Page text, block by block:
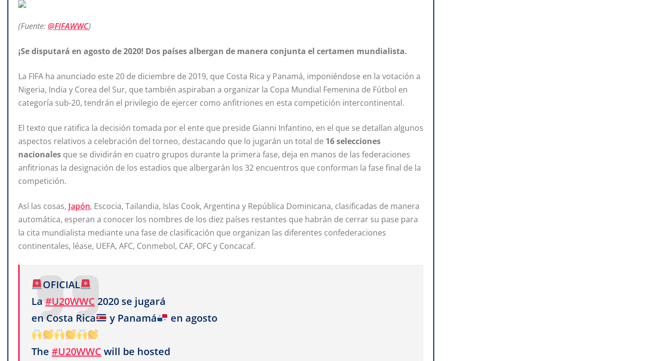
(Fuente:@FIFAWWC)
¡Se disputará en agosto de 2020! Dos países albergan de manera conjunta el certamen mundialista.
La FIFA ha anunciado este 20 de diciembre de 2019, que Costa Rica y Panamá, imponiéndose en la votación a
Nigeria, India y Corea del Sur, que también aspiraban a organizar la Copa Mundial Femenina de Fútbol en
categoría sub-20, tendrán el privilegio de ejercer como anfitriones en esta competición intercontinental.
El texto que ratifica la decisión tomada por el ente que preside Gianni Infantino, en el que se detallan algunos
aspectos relativos a celebración del torneo, destacando que lo jugarán un total de 16 selecciones
nacionales que se dividirán en cuatro grupos durante la primera fase, deja en manos de las federaciones
anfitrionas la designación de los estadios que albergarán los 32 encuentros que conforman la fase final de la
competición.
Así las cosas, Japón, Escocia, Tailandia, Islas Cook, Argentina y República Dominicana, clasificadas de manera
automática, esperan a conocer los nombres de los diez países restantes que habrán de cerrar su pase para
la cita mundialista mediante una fase de clasificación que organizan las diferentes confederaciones
continentales, léase, UEFA, AFC, Conmebol, CAF, OFC y Concacaf.
OFICIAL
La #U20WWC 2020 se jugará
en Costa Rica
y Panamá en agosto
The #U20WWC will be hosted